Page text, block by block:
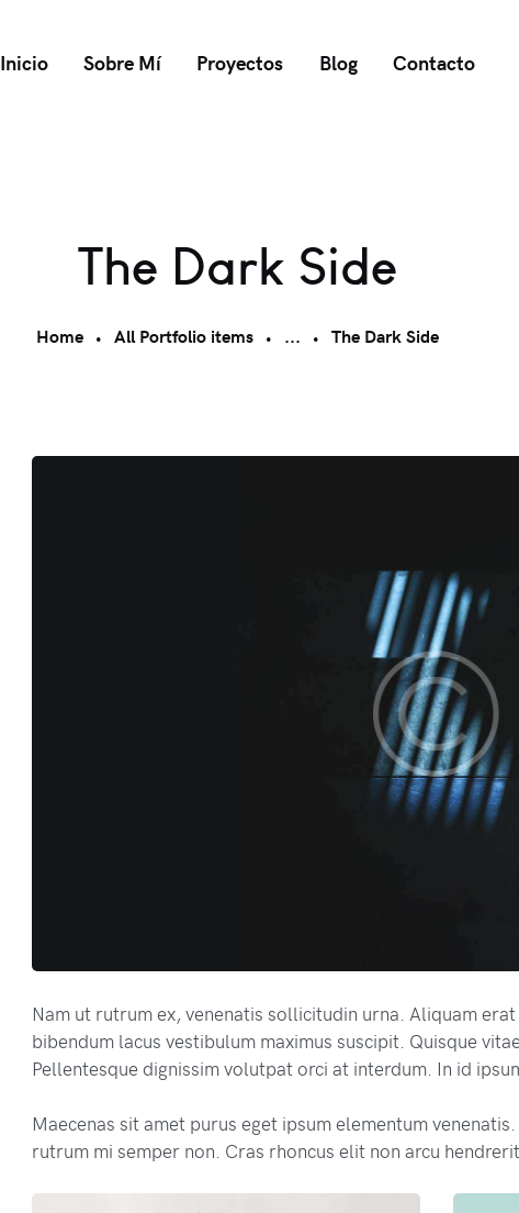
Inicio Sobre Mí Proyectos Blog Contacto
The Dark Side
Home All Portfolio items ... The Dark Side
Nam ut rutrum ex, venenatis sollicitudin urna. Aliquam
bibendum lacus vestibulum maximus suscipit. Quisque
Pellentesque dignissim volutpat orci at interdum. In id
Maecenas sit amet purus eget ipsum elementum
rutrum mi semper non. Cras rhoncus elit non arcu